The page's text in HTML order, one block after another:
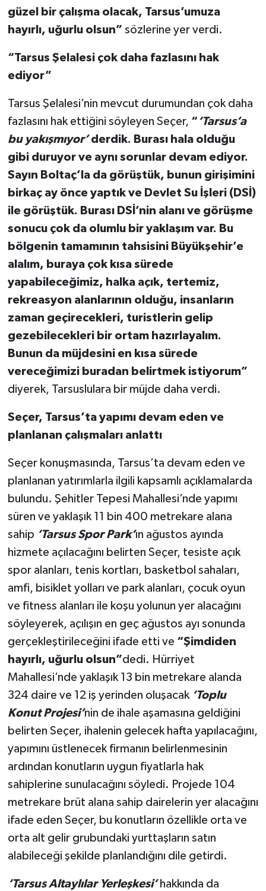
güzel bir çalışma olacak, Tarsus’umuza
hayırlı, uğurlu olsun” sözlerine yer verdi.
“Tarsus Şelalesi çok daha fazlasını hak
ediyor”
Tarsus Şelalesi’nin mevcut durumundan çok daha
fazlasını hak ettiğini söyleyen Seçer, “ ‘Tarsus’a
bu yakışmıyor’derdik. Burası hala olduğu
gibi duruyor ve aynı sorunlar devam ediyor.
Sayın Boltaç’la da görüştük, bunun girişimini
birkaç ay önce yaptık ve Devlet Su İşleri (DSİ)
ile görüştük. Burası DSİ’nin alanı ve görüşme
sonucu çok da olumlu bir yaklaşım var. Bu
bölgenin tamamının tahsisini Büyükşehir’e
alalım, buraya çok kısa sürede
yapabileceğimiz, halka açık, tertemiz,
rekreasyon alanlarının olduğu, insanların
zaman geçirecekleri, turistlerin gelip
gezebilecekleri bir ortam hazırlayalım.
Bunun da müjdesini en kısa sürede
vereceğimizi buradan belirtmek istiyorum”
diyerek, Tarsuslulara bir müjde daha verdi.
Seçer, Tarsus’ta yapımı devam eden ve
planlanan çalışmaları anlattı
Seçer konuşmasında, Tarsus’ta devam eden ve
planlanan yatırımlarla ilgili kapsamlı açıklamalarda
bulundu. Şehitler Tepesi Mahallesi’nde yapımı
süren ve yaklaşık 11 bin 400 metrekare alana
sahip ‘Tarsus Spor Park’ın ağustos ayında
hizmete açılacağını belirten Seçer, tesiste açık
spor alanları, tenis kortları, basketbol sahaları,
amfi, bisiklet yolları ve park alanları, çocuk oyun
ve fitness alanları ile koşu yolunun yer alacağını
söyleyerek, açılışın en geç ağustos ayı sonunda
gerçekleştirileceğini ifade etti ve “Şimdiden
hayırlı, uğurlu olsun”dedi. Hürriyet
Mahallesi’nde yaklaşık 13 bin metrekare alanda
324 daire ve 12 iş yerinden oluşacak ‘Toplu
Konut Projesi’nin de ihale aşamasına geldiğini
belirten Seçer, ihalenin gelecek hafta yapılacağını,
yapımını üstlenecek firmanın belirlenmesinin
ardından konutların uygun fiyatlarla hak
sahiplerine sunulacağını söyledi. Projede 104
metrekare brüt alana sahip dairelerin yer alacağını
ifade eden Seçer, bu konutların özellikle orta ve
orta alt gelir grubundaki yurttaşların satın
alabileceği şekilde planlandığını dile getirdi.
‘Tarsus Altaylılar Yerleşkesi’ hakkında da